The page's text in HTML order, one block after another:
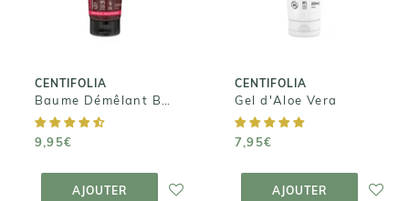
CENTIFOLIA
9,95€
AJOUTER
shampoing
PANIER
CENTIFOLIA
Gel d'Aloe Vera
7,95€
AJOUTER
7,95€
PANIER